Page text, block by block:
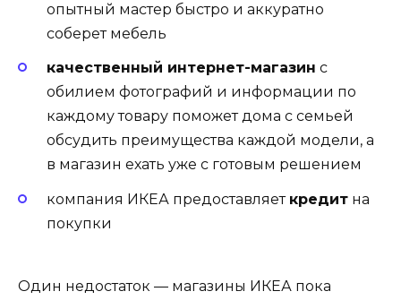
опытный мастер быстро и аккуратно
соберет мебель
качественный интернет-магазин с
обилием фотографий и информации по
каждому товару поможет дома с семьей
обсудить преимущества каждой модели, а
в магазин ехать уже с готовым решением
компания ИКЕА предоставляет кредит на
покупки
Один недостаток — магазины ИКЕА пока